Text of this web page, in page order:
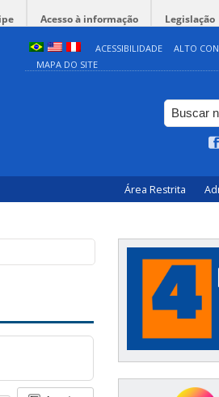
Acesso à informação Legislação
ACESSIBILIDADE
ALTO
MAPA DO SITE
Área Restrita